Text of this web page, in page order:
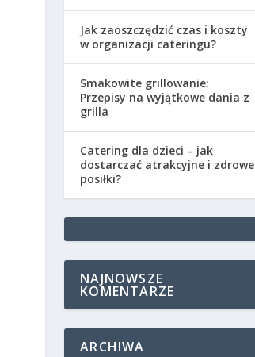
Jak zaoszczędzić czas i koszty
w organizacji cateringu?
Smakowite grillowanie:
Przepisy na wyjątkowe dania z
grilla
Catering dla dzieci – jak
dostarczać atrakcyjne i zdrowe
posiłki?
NAJNOWSZE
KOMENTARZE
ARCHIWA